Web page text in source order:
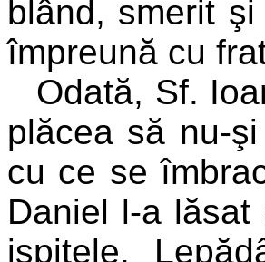
blând, smerit
împreună cu
Odată, Sf.
plăcea să nu-
cu ce se
Daniel l-a
ispitele.